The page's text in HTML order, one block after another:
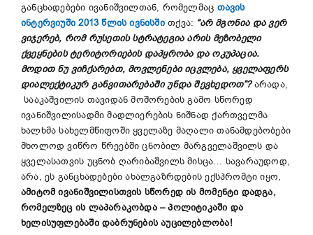
განცხადებები ივანიშვილთან, რომელმაც თავის
ინტერვიუში 2013 წლის ივნისშითქვა: “არ მგონია და ვერ
ვიჯერებ, რომ რუსეთის სტრატეგია არის მეზობელი
ქვეყნების ტერიტორიების დაპყრობა და ოკუპაცია.
მოდით ნუ ვიჩქარებთ, მოვლენები იცვლება, ყველაფერს
დიალექტიკურ განვითარებაში უნდა შევხედოთ”?არადა,
სააკაშვილის თავიდან მოშორების გამო სწორედ
ივანიშვილისადმი მადლიერების ნიშნად ქართველმა
ხალხმა სახელმწიფოში ყველაზე მაღალი თანამდებობები
მხოლოდ ვიწრო წრეებში ცნობილ მარგველაშვილს და
ყველასათვის უცნობ ღარიბაშვილს მისცა… სავარაუდოდ,
არა, ეს განცხადებები ახალგაზრდების ექსპრომტი იყო,
ამიტომ ივანიშვილისთვის სწორედ ის მომენტი დადგა,
რომელზეც ის ლაპარაკობდა – პოლიტიკაში და
ხელისუფლებაში დაბრუნების აუცილებლობა!